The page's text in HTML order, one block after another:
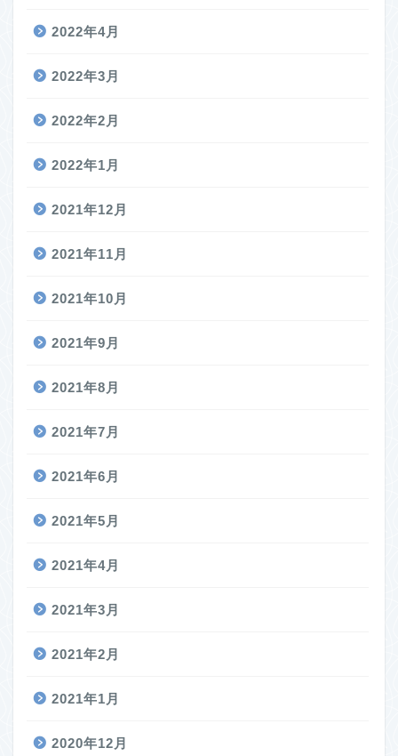
2022年4月
2022年3月
2022年2月
2022年1月
2021年12月
2021年11月
2021年10月
2021年9月
2021年8月
2021年7月
2021年6月
2021年5月
2021年4月
2021年3月
2021年2月
2021年1月
2020年12月